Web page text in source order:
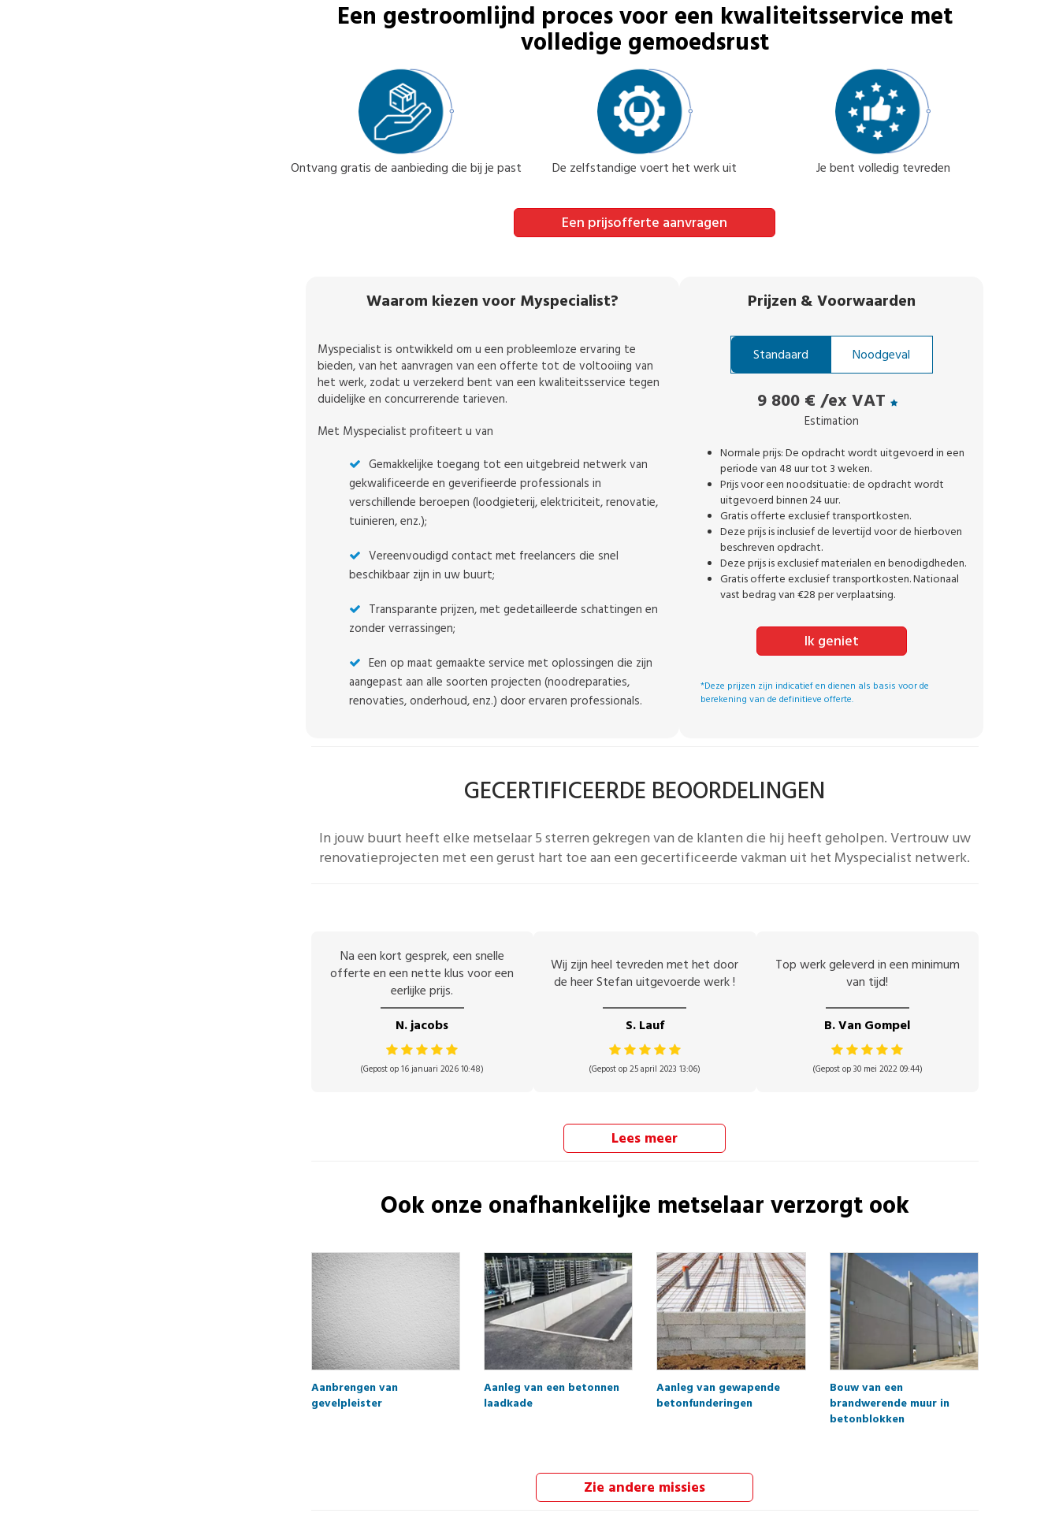
Een gestroomlijnd proces voor een kwaliteitsservice met
volledige gemoedsrust
Ontvang gratis de aanbieding die bij je past De zelfstandige voert het werk uit Je bent volledig tevreden
Een prijsofferte aanvragen
Waarom kiezen voor Myspecialist?
Myspecialist is ontwikkeld om u een probleemloze ervaring te
bieden, van het aanvragen van een offerte tot de voltooiing van
het werk, zodat u verzekerd bent van een kwaliteitsservice tegen
duidelijke en concurrerende tarieven.
Met Myspecialist profiteert u van
Gemakkelijke toegang tot een uitgebreid netwerk van
gekwalificeerde en geverifieerde professionals in
verschillende beroepen (loodgieterij, elektriciteit, renovatie,
tuinieren, enz.);
Vereenvoudigd contact met freelancers die snel
beschikbaar zijn in uw buurt;
Transparante prijzen, met gedetailleerde schattingen en
zonder verrassingen;
Een op maat gemaakte service met oplossingen die zijn
aangepast aan alle soorten projecten (noodreparaties,
renovaties, onderhoud, enz.) door ervaren professionals.
Prijzen & Voorwaarden
Standaard Noodgeval
9 800 € /ex VAT
Estimation
Normale prijs: De opdracht wordt uitgevoerd in een
periode van 48 uur tot 3 weken.
Prijs voor een noodsituatie: de opdracht wordt
uitgevoerd binnen 24 uur.
Gratis offerte exclusief transportkosten.
Deze prijs is inclusief de levertijd voor de hierboven
beschreven opdracht.
Deze prijs is exclusief materialen en benodigdheden.
Gratis offerte exclusief transportkosten. Nationaal
vast bedrag van €28 per verplaatsing.
Ik geniet
*Deze prijzen zijn indicatief en dienen als basis voor de
berekening van de definitieve offerte.
GECERTIFICEERDE BEOORDELINGEN
In jouw buurt heeft elke metselaar 5 sterren gekregen van de klanten die hij heeft geholpen. Vertrouw uw
renovatieprojecten met een gerust hart toe aan een gecertificeerde vakman uit het Myspecialist netwerk.
Na een kort gesprek, een snelle
offerte en een nette klus voor een
eerlijke prijs.
N. jacobs
(Gepost op 16 januari 2026 10:48)
Wij zijn heel tevreden met het door
de heer Stefan uitgevoerde werk !
S. Lauf
(Gepost op 25 april 2023 13:06)
Top werk geleverd in een minimum
van tijd!
B. Van Gompel
(Gepost op 30 mei 2022 09:44)
Lees meer
Ook onze onafhankelijke metselaar verzorgt ook
Aanbrengen van
gevelpleister
Aanleg van een betonnen
laadkade
Aanleg van gewapende
betonfunderingen
Bouw van een
brandwerende muur in
betonblokken
Zie andere missies